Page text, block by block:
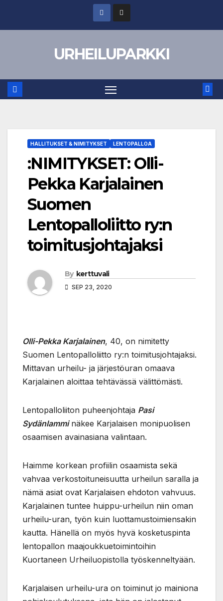
URHEILUPARKKI
HALLITUKSET & NIMITYKSET LENTOPALLOA
:NIMITYKSET: Olli-
Pekka Karjalainen
Suomen
Lentopalloliitto ry:n
toimitusjohtajaksi
By kerttuvali
SEP 23, 2020
Olli-Pekka Karjalainen, 40, on nimitetty
Suomen Lentopalloliitto ry:n toimitusjohtajaksi.
Mittavan urheilu- ja järjestöuran omaava
Karjalainen aloittaa tehtävässä välittömästi.
Lentopalloliiton puheenjohtaja Pasi
Sydänlamminäkee Karjalaisen monipuolisen
osaamisen avainasiana valintaan.
Haimme korkean profiilin osaamista sekä
vahvaa verkostoituneisuutta urheilun saralla ja
nämä asiat ovat Karjalaisen ehdoton vahvuus.
Karjalainen tuntee huippu-urheilun niin oman
urheilu-uran, työn kuin luottamustoimiensakin
kautta. Hänellä on myös hyvä kosketuspinta
lentopallon maajoukkuetoimintoihin
Kuortaneen Urheiluopistolla työskenneltyään.
Karjalaisen urheilu-ura on toiminut jo mainiona